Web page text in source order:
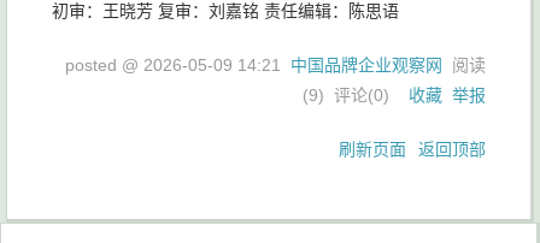
初审：王晓芳 复审：刘嘉铭 责任编辑：陈思语
posted @ 2026-05-09 14:21 中国品牌企业观察网
阅读
(9) 评论(0) 收藏 举报
刷新页面 返回顶部